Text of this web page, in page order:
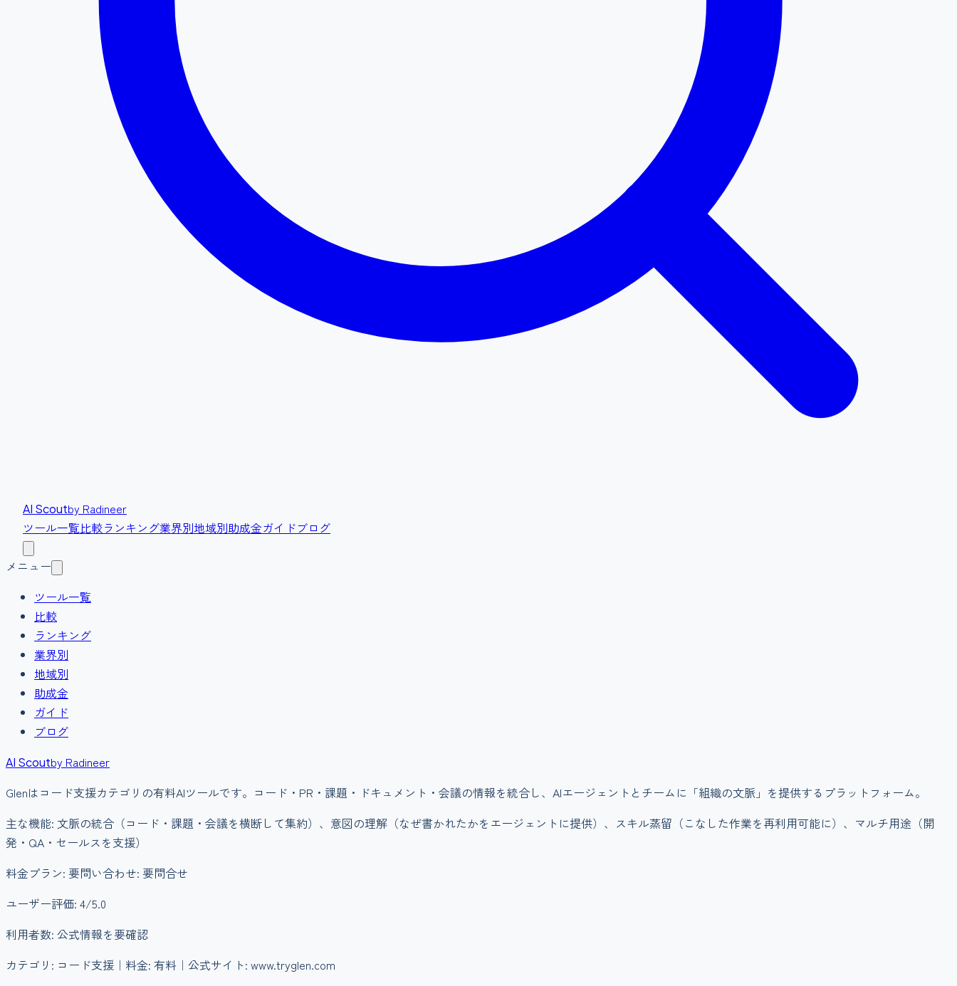
AI Scoutby Radineer
ツール一覧比較ランキング業界別地域別助成金ガイドブログ
メニュー
ツール一覧
比較
ランキング
業界別
地域別
助成金
ガイド
ブログ
AI Scoutby Radineer
Glenはコード支援カテゴリの有料AIツールです。 コード・PR・課題・ドキュメント・会議の情報を統合し、AIエージェントとチームに「組織の文脈」を提供するプラットフォーム。
主な機能: 文脈の統合（コード・課題・会議を横断して集約）、意図の理解（なぜ書かれたかをエージェントに提供）、スキル蒸留（こなした作業を再利用可能に）、マルチ用途（開
発・QA・セールスを支援）
料金プラン: 要問い合わせ: 要問合せ
ユーザー評価: 4/5.0
利用者数: 公式情報を要確認
カテゴリ: コード支援 ｜料金: 有料 ｜公式サイト: www.tryglen.com